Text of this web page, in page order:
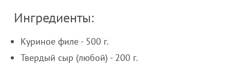
Ингредиенты:
Куриное филе - 500 г.
Твердый сыр (любой) - 200 г.